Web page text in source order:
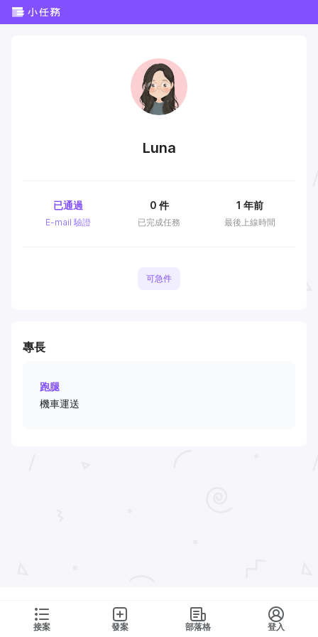
接案 發案 部落格 登入
Luna
E-mail 驗證
已通過
已完成任務
0 件
最後上線時間
1 年前
可急件
專長
跑腿
機車運送